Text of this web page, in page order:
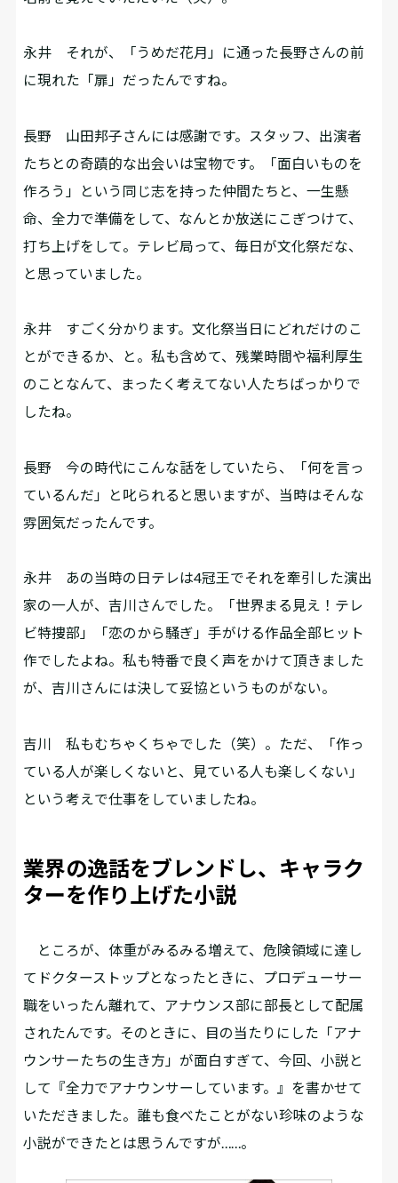
永井 それが、「うめだ花月」に通った長野さんの前
に現れた「扉」だったんですね。
長野 山田邦子さんには感謝です。スタッフ、出演者
たちとの奇蹟的な出会いは宝物です。「面白いものを
作ろう」という同じ志を持った仲間たちと、一生懸
命、全力で準備をして、なんとか放送にこぎつけて、
打ち上げをして。テレビ局って、毎日が文化祭だな、
と思っていました。
永井 すごく分かります。文化祭当日にどれだけのこ
とができるか、と。私も含めて、残業時間や福利厚生
のことなんて、まったく考えてない人たちばっかりで
したね。
長野 今の時代にこんな話をしていたら、「何を言っ
ているんだ」と叱られると思いますが、当時はそんな
雰囲気だったんです。
永井 あの当時の日テレは4冠王でそれを牽引した演出
家の一人が、吉川さんでした。「世界まる見え！テレ
ビ特捜部」「恋のから騒ぎ」手がける作品全部ヒット
作でしたよね。私も特番で良く声をかけて頂きました
が、吉川さんには決して妥協というものがない。
吉川 私もむちゃくちゃでした（笑）。ただ、「作っ
ている人が楽しくないと、見ている人も楽しくない」
という考えで仕事をしていましたね。
業界の逸話をブレンドし、キャラク
ターを作り上げた小説
ところが、体重がみるみる増えて、危険領域に達し
てドクターストップとなったときに、プロデューサー
職をいったん離れて、アナウンス部に部長として配属
されたんです。そのときに、目の当たりにした「アナ
ウンサーたちの生き方」が面白すぎて、今回、小説と
して『全力でアナウンサーしています。』を書かせて
いただきました。誰も食べたことがない珍味のような
小説ができたとは思うんですが……。